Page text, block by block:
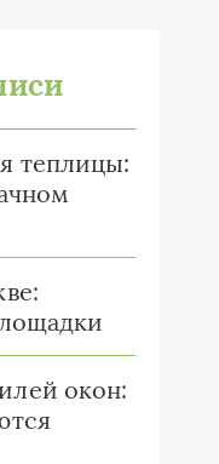
теплицы:
окон: